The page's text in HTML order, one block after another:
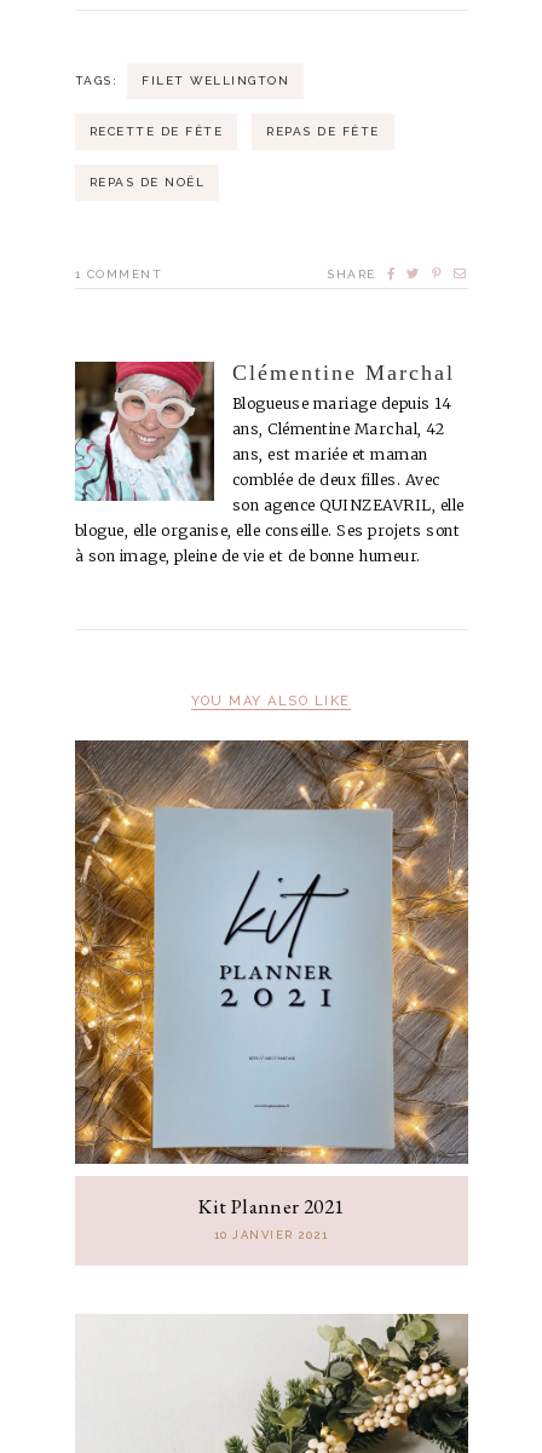
TAGS: FILET WELLINGTON
RECETTE DE FÊTE REPAS DE FÊTE
REPAS DE NOËL
1 COMMENT SHARE
Clémentine Marchal
Blogueuse mariage depuis 14
ans, Clémentine Marchal, 42
ans, est mariée et maman
comblée de deux filles. Avec
son agence QUINZEAVRIL, elle
blogue, elle organise, elle conseille. Ses projets sont
à son image, pleine de vie et de bonne humeur.
YOU MAY ALSO LIKE
Kit Planner 2021
10 JANVIER 2021